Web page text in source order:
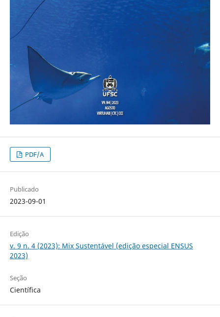
PDF/A
Publicado
2023-09-01
Edição
v. 9 n. 4 (2023): Mix Sustentável (edição especial ENSUS
2023)
Seção
Científica